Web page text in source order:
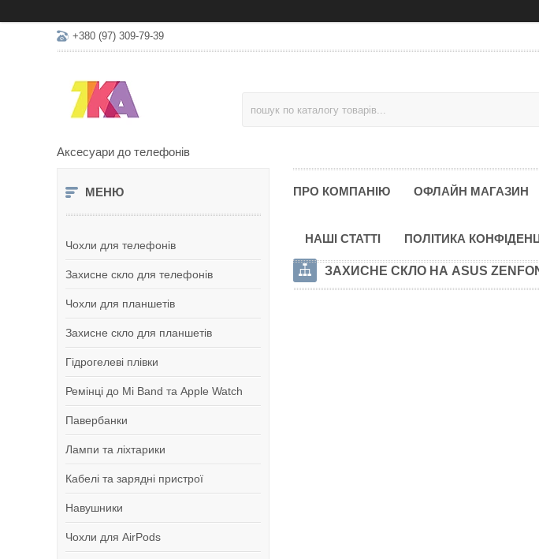
+380 (97) 309-79-39
Аксесуари до телефонів
Чохли для телефонів
Захисне скло для телефонів
Чохли для планшетів
Захисне скло для планшетів
Гідрогелеві плівки
Ремінці до Mi Band та Apple Watch
Павербанки
Лампи та ліхтарики
Кабелі та зарядні пристрої
Навушники
Чохли для AirPods
ПРО КОМПАНІЮ ОФЛАЙН МАГАЗИН
НАШІ СТАТТІ ПОЛІТИКА
ЗАХИСНЕ СКЛО НА ASUS